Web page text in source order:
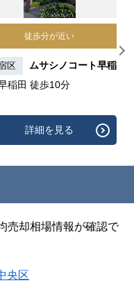
徒歩分が近い
区
ムサシノコート早稲
稲田 徒歩10分
詳細を見る
売却相場情報が確認で
央区